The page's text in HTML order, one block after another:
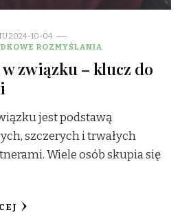
2024-10-04
ROZMYŚLANIA
związku – klucz do
jest podstawą
szczerych i trwałych
Wiele osób skupia się